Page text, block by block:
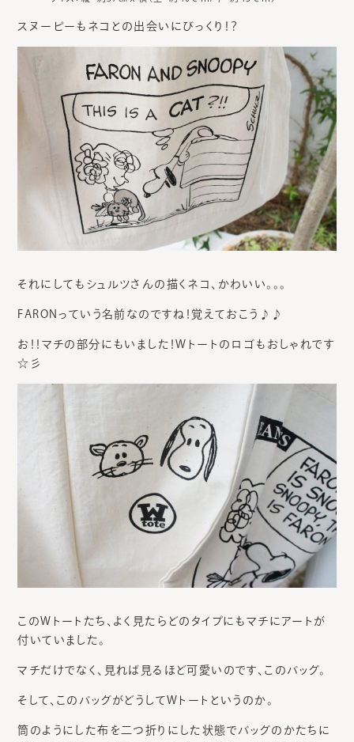
スヌーピーもネコとの出会いにびっくり！？
それにしてもシュルツさんの描くネコ、かわいい。。。
FARONっていう名前なのですね！覚えておこう♪♪
お！！マチの部分にもいました！Wトートのロゴもおしゃれです
☆彡
このWトートたち、よく見たらどのタイプにもマチにアートが
付いていました。
マチだけでなく、見れば見るほど可愛いのです、このバッグ。
そして、このバッグがどうしてWトートというのか。
筒のようにした布を二つ折りにした状態でバッグのかたちに